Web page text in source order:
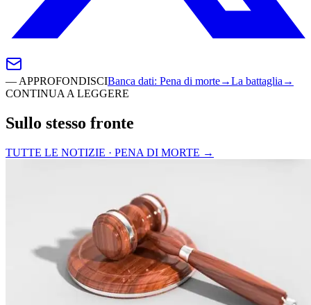
— APPROFONDISCIBanca dati: Pena di morte→La battaglia →
CONTINUA A LEGGERE
Sullo stesso fronte
TUTTE LE NOTIZIE · PENA DI MORTE →